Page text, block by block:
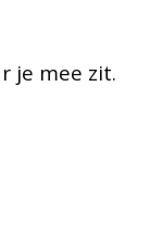
je mee zit.